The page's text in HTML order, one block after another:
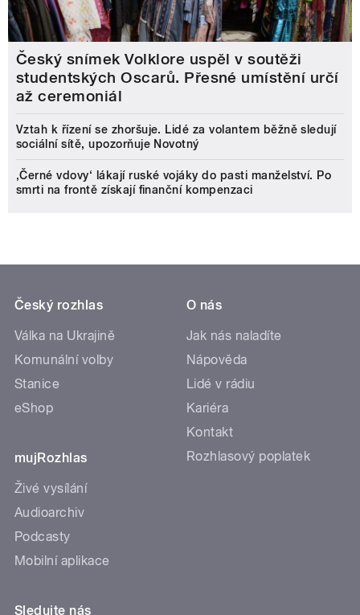
Český snímek Volklore uspěl v soutěži
studentských Oscarů. Přesné umístění určí
až ceremoniál
Vztah k řízení se zhoršuje. Lidé za volantem běžně sledují
sociální sítě, upozorňuje Novotný
‚Černé vdovy‘ lákají ruské vojáky do pasti manželství. Po
smrti na frontě získají finanční kompenzaci
Český rozhlas
Válka na Ukrajině
Komunální volby
Stanice
eShop
mujRozhlas
Živé vysílání
Audioarchiv
Podcasty
Mobilní aplikace
O nás
Jak nás naladíte
Nápověda
Lidé v rádiu
Kariéra
Kontakt
Rozhlasový poplatek
Sledujte nás